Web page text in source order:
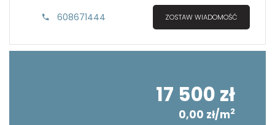
608671444 ZOSTAW WIADOMOŚĆ
17 500 zł
0,00 zł/m2